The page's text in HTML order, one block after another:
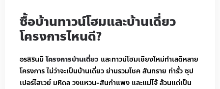
ซื้อบ้านทาวน์โฮมและบ้านเดี่ยว
โครงการไหนดี?
อรสิรินมีโครงการบ้านเดี่ยว และทาวน์โฮมเชียงใหม่ทำเลดีหลาย
โครงการ ไม่ว่าจะเป็นบ้านเดี่ยว ย่านรวมโชค สันทราย ท่ารั้ว ซุป
เปอร์ไฮเวย์ มหิดล วงแหวน-สันกำแพง และแม่โจ้ ล้วนแต่เป็น